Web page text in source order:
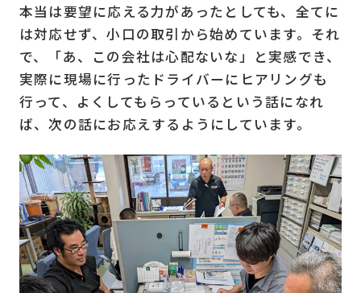
本当は要望に応える力があったとしても、全てに
は対応せず、小口の取引から始めています。それ
で、「あ、この会社は心配ないな」と実感でき、
実際に現場に行ったドライバーにヒアリングも
行って、よくしてもらっているという話になれ
ば、次の話にお応えするようにしています。